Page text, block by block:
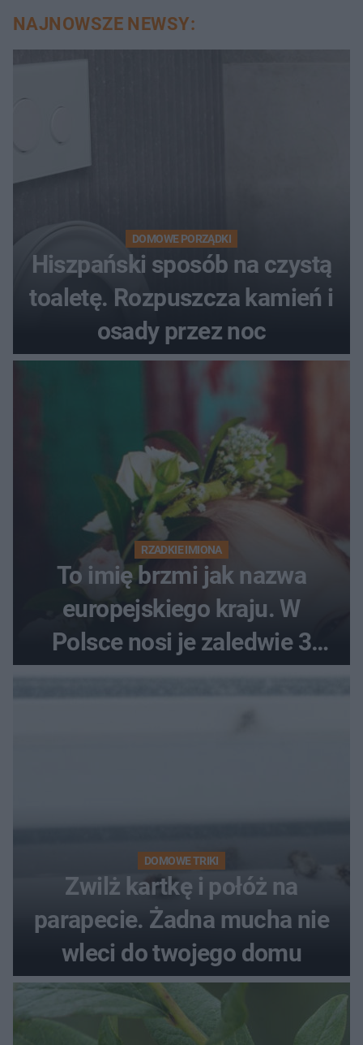
NAJNOWSZE NEWSY:
DOMOWE PORZĄDKI
Hiszpański sposób na czystą
toaletę. Rozpuszcza kamień i
osady przez noc
RZADKIE IMIONA
To imię brzmi jak nazwa
europejskiego kraju. W
Polsce nosi je zaledwie 3
kobiety
DOMOWE TRIKI
Zwilż kartkę i połóż na
parapecie. Żadna mucha nie
wleci do twojego domu